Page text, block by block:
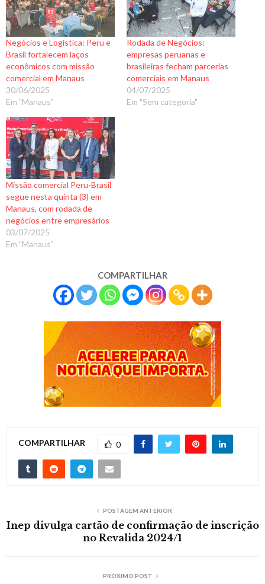
Negócios e Logística: Peru e
Brasil fortalecem laços
econômicos com missão
comercial em Manaus
30/06/2025
Em "Manaus"
Rodada de Negócios:
empresas peruanas e
brasileiras fecham parcerias
comerciais em Manaus
04/07/2025
Em "Sem categoria"
Missão comercial Peru-Brasil
segue nesta quinta (3) em
Manaus, com rodada de
negócios entre empresários
03/07/2025
Em "Manaus"
COMPARTILHAR
COMPARTILHAR 0
POSTAGEM ANTERIOR
Inep divulga cartão de confirmação de inscrição
no Revalida 2024/1
PRÓXIMO POST